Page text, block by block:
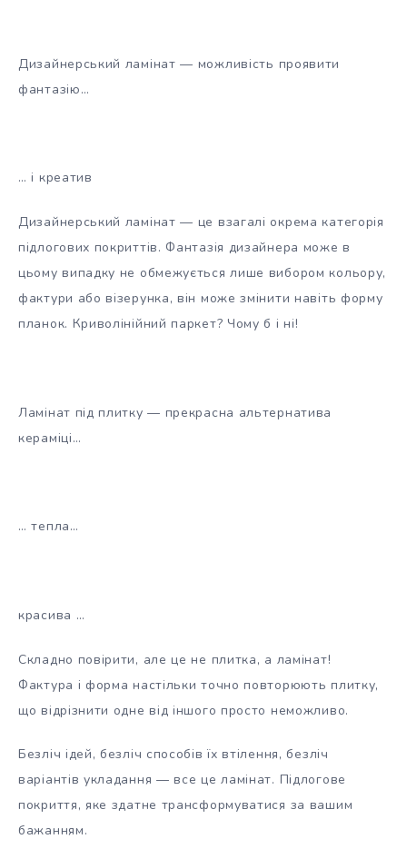
Дизайнерський ламінат — можливість проявити
фантазію…
… і креатив
Дизайнерський ламінат — це взагалі окрема категорія
підлогових покриттів. Фантазія дизайнера може в
цьому випадку не обмежується лише вибором кольору,
фактури або візерунка, він може змінити навіть форму
планок. Криволінійний паркет? Чому б і ні!
Ламінат під плитку — прекрасна альтернатива
кераміці…
… тепла…
красива …
Складно повірити, але це не плитка, а ламінат!
Фактура і форма настільки точно повторюють плитку,
що відрізнити одне від іншого просто неможливо.
Безліч ідей, безліч способів їх втілення, безліч
варіантів укладання — все це ламінат. Підлогове
покриття, яке здатне трансформуватися за вашим
бажанням.